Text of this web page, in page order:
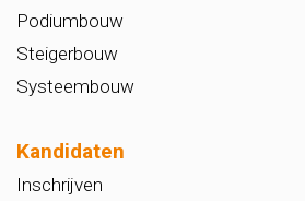
Podiumbouw
Steigerbouw
Systeembouw
Kandidaten
Inschrijven